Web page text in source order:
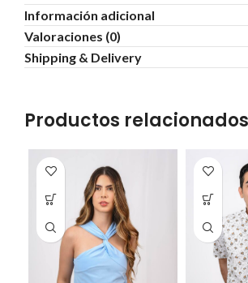
Información adicional
Valoraciones (0)
Shipping & Delivery
Productos relacionados